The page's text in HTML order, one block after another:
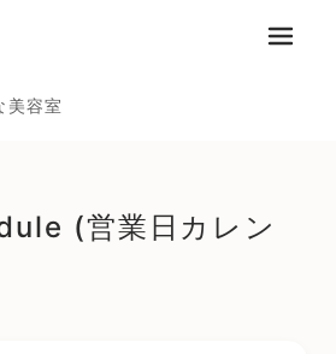
美容室
メニュ
(営業日カレン